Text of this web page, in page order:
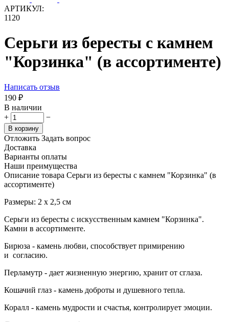
АРТИКУЛ:
1120
Серьги из бересты с камнем
"Корзинка" (в ассортименте)
Написать отзыв
‍190‍ ₽
В наличии
+
−
В корзину
Отложить Задать вопрос
Доставка
Варианты оплаты
Наши преимущества
Описание товара Серьги из бересты с камнем "Корзинка" (в
ассортименте)
Размеры: 2 х 2,5 см
Серьги из бересты с искусственным камнем "Корзинка".
Камни в ассортименте.
Бирюза - камень любви, способствует примирению
и согласию.
Перламутр - дает жизненную энергию, хранит от сглаза.
Кошачий глаз - камень доброты и душевного тепла.
Коралл - камень мудрости и счастья, контролирует эмоции.